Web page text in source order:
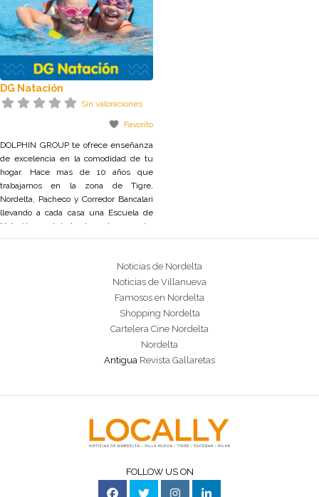
DG Natación
Sin valoraciones
Favorito
DOLPHIN GROUP te ofrece enseñanza
de excelencia en la comodidad de tu
hogar. Hace mas de 10 años que
trabajamos en la zona de Tigre,
Nordelta, Pacheco y Corredor Bancalari
llevando a cada casa una Escuela de
Natación, brindando la mejor
enseñanza personalizada, tanto para los
contactos con el medio acuático, comoNoticias de Nordelta
Noticias de Villanueva
Famosos en Nordelta
Shopping Nordelta
Cartelera Cine Nordelta
Nordelta
Antigua Revista Gallaretas
FOLLOW US ON